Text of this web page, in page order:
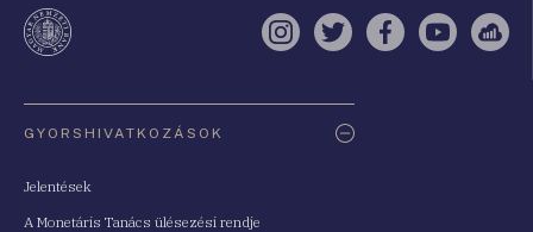
Instagram
TwitterFacebook
YouTube
GYORSHIVATKOZÁSOK
Jelentések
A Monetáris Tanács ülésezési rendje